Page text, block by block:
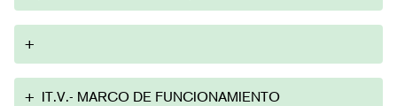
+
+ IT.V.- MARCO DE FUNCIONAMIENTO